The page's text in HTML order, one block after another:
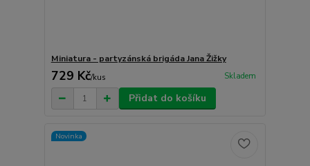
Miniatura - partyzánská brigáda Jana Žižky
729 Kč/kus Skladem
Přidat do košíku
Novinka